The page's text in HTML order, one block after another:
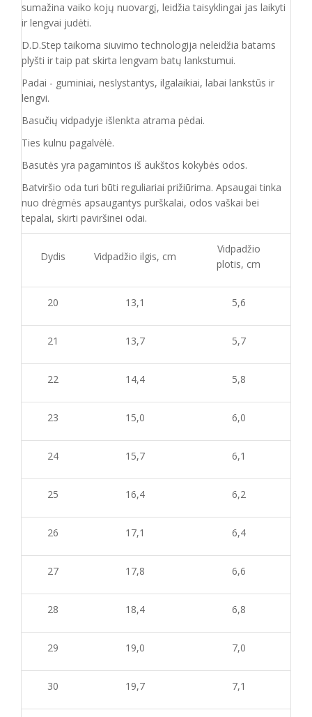
sumažina vaiko kojų nuovargį, leidžia taisyklingai jas laikyti
ir lengvai judėti.
D.D.Step taikoma siuvimo technologija neleidžia batams
plyšti ir taip pat skirta lengvam batų lankstumui.
Padai - guminiai, neslystantys, ilgalaikiai, labai lankstūs ir
lengvi.
Basučių vidpadyje išlenkta atrama pėdai.
Ties kulnu pagalvėlė.
Basutės yra pagamintos iš aukštos kokybės odos.
Batviršio oda turi būti reguliariai prižiūrima. Apsaugai tinka
nuo drėgmės apsaugantys purškalai, odos vaškai bei
tepalai, skirti paviršinei odai.
Dydis Vidpadžio ilgis, cm
Vidpadžio
plotis, cm
20 13,1 5,6
21 13,7 5,7
22 14,4 5,8
23 15,0 6,0
24 15,7 6,1
25 16,4 6,2
26 17,1 6,4
27 17,8 6,6
28 18,4 6,8
29 19,0 7,0
30 19,7 7,1